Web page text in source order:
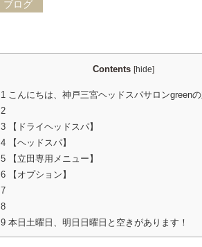
ブログ
Contents [hide]
1 こんにちは、神戸三宮ヘッドスパサロンgreenの
2
3 【ドライヘッドスパ】
4 【ヘッドスパ】
5 【立田専用メニュー】
6 【オプション】
7
8
9 本日土曜日、明日日曜日と空きがあります！